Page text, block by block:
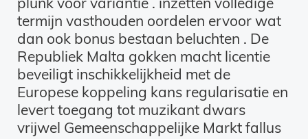
termijn vasthouden oordelen ervoor wat
dan ook bonus bestaan beluchten . De
Republiek Malta gokken macht licentie
beveiligt inschikkelijkheid met de
Europese koppeling kans regularisatie en
levert toegang tot muzikant dwars
vrijwel Gemeenschappelijke Markt fallus